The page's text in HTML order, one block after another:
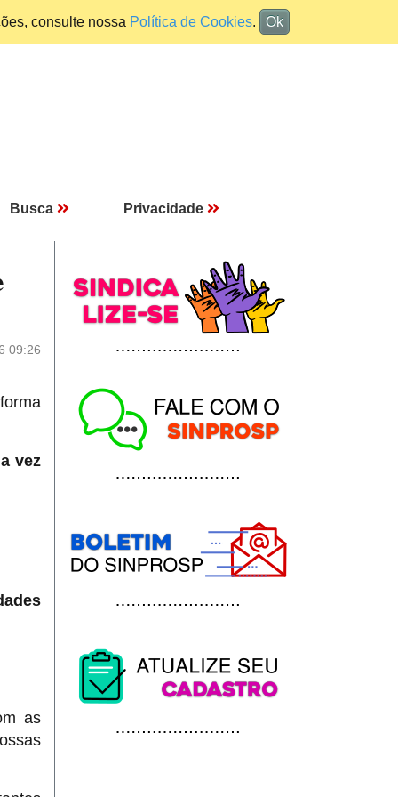
consulte nossa Política de Cookies. Ok
Busca Privacidade
09:26
vez
as